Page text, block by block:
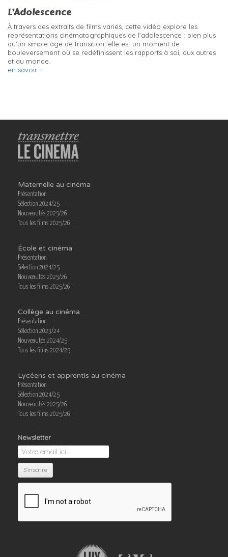
L’Adolescence
À travers des extraits de films variés, cette vidéo explore les
représentations cinématographiques de l’adolescence : bien plus
qu’un simple âge de transition, elle est un moment de
bouleversement où se redéfinissent les rapports à soi, aux autres
et au monde.
en savoir +
Maternelle au cinéma
Présentation
Sélection 2024/25
Nouveautés 2025/26
Tous les films 2025/26
École et cinéma
Présentation
Sélection 2024/25
Nouveautés 2025/26
Tous les films 2025/26
Collège au cinéma
Présentation
Sélection 2023/24
Nouveautés 2024/25
Tous les films 2024/25
Lycéens et apprentis au cinéma
Présentation
Sélection 2024/25
Nouveautés 2025/26
Tous les films 2025/26
Newsletter